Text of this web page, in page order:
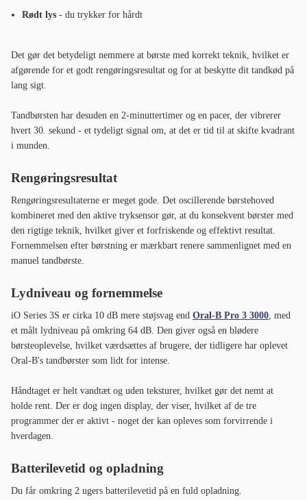
Rødt lys - du trykker for hårdt
Det gør det betydeligt nemmere at børste med korrekt teknik, hvilket er
afgørende for et godt rengøringsresultat og for at beskytte dit tandkød på
lang sigt.
Tandbørsten har desuden en 2-minuttertimer og en pacer, der vibrerer
hvert 30. sekund - et tydeligt signal om, at det er tid til at skifte kvadrant
i munden.
Rengøringsresultat
Rengøringsresultaterne er meget gode. Det oscillerende børstehoved
kombineret med den aktive tryksensor gør, at du konsekvent børster med
den rigtige teknik, hvilket giver et forfriskende og effektivt resultat.
Fornemmelsen efter børstning er mærkbart renere sammenlignet med en
manuel tandbørste.
Lydniveau og fornemmelse
iO Series 3S er cirka 10 dB mere støjsvag end Oral-B Pro 3 3000, med
et målt lydniveau på omkring 64 dB. Den giver også en blødere
børsteoplevelse, hvilket værdsættes af brugere, der tidligere har oplevet
Oral-B's tandbørster som lidt for intense.
Håndtaget er helt vandtæt og uden teksturer, hvilket gør det nemt at
holde rent. Der er dog ingen display, der viser, hvilket af de tre
programmer der er aktivt - noget der kan opleves som forvirrende i
hverdagen.
Batterilevetid og opladning
Du får omkring 2 ugers batterilevetid på en fuld opladning.